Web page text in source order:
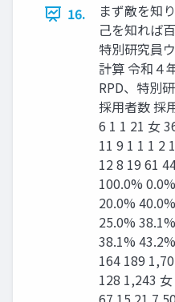
16.
まず敵を知
己を知れば
特別研究員
計算 令和４
RPD、特別
採用者数 採
6 1 1 21 女
11 9 1 1 1 2
12 8 19 61
100.0%
20.0%
25.0%
38.1%
164 189
128 1,243